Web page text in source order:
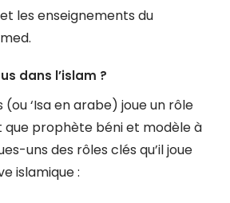
les enseignements du
dans l’islam ?
(ou ‘Isa en arabe) joue un rôle
prophète béni et modèle à
uns des rôles clés qu’il joue
islamique :